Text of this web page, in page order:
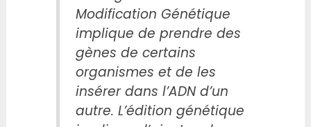
Modification Génétique
implique de prendre des
gènes de certains
organismes et de les
insérer dans l’ADN d’un
autre. L’édition génétique